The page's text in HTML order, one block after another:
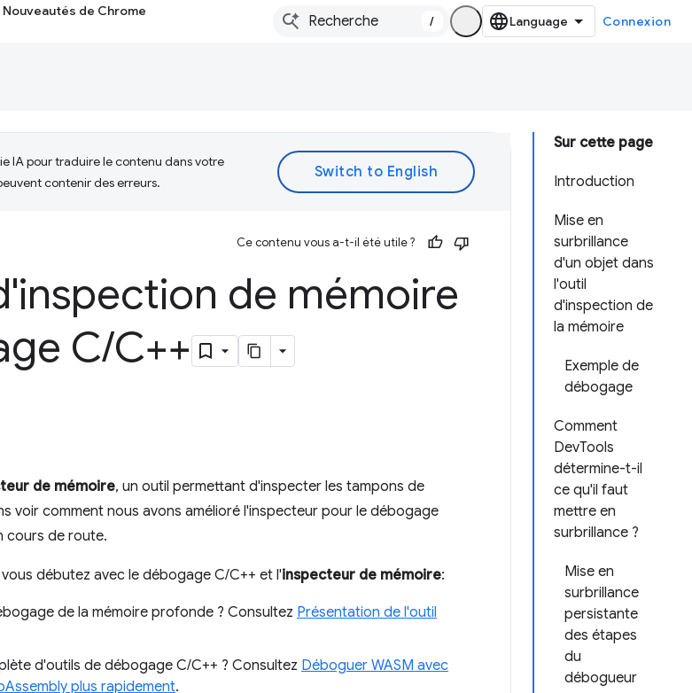
Nouveautés de Chrome
/ Connexion
Sur cette page
Introduction
Mise en
surbrillance
d'un objet dans
l'outil
d'inspection de
la mémoire
Exemple de
débogage
Comment
DevTools
détermine-t-il
ce qu'il faut
mettre en
surbrillance ?
Mise en
surbrillance
persistante
des étapes
du
débogueur
IA pour traduire le contenu dans votre
contenir des erreurs.
Ce contenu vous a-t-il été utile ?
de mémoire
C/C++
de mémoire, un outil permettant d'inspecter les tampons de
voir comment nous avons amélioré l'inspecteur pour le débogage
cours de route.
débutez avec le débogage C/C++ et l'inspecteur de mémoire:
de la mémoire profonde ? Consultez Présentation de l'outil
d'outils de débogage C/C++ ? Consultez Déboguer WASM avec
plus rapidement.